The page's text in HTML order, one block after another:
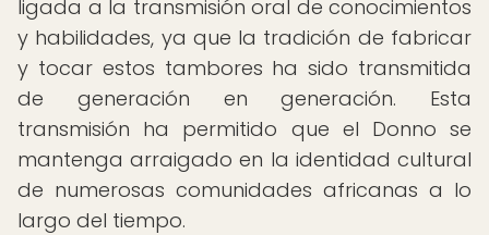
ligada a la transmisión oral de conocimientos
y habilidades, ya que la tradición de fabricar
y tocar estos tambores ha sido transmitida
de generación en generación. Esta
transmisión ha permitido que el Donno se
mantenga arraigado en la identidad cultural
de numerosas comunidades africanas a lo
largo del tiempo.